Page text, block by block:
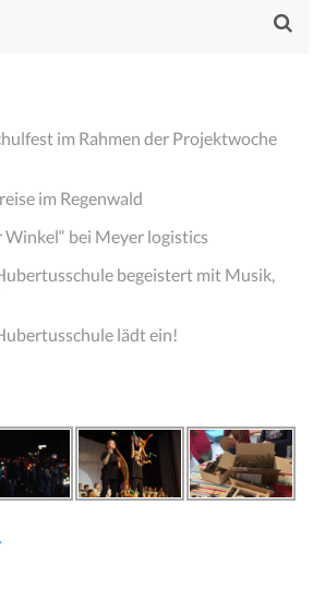
im Rahmen der Projektwoche
im Regenwald
Winkel“ bei Meyer logistics
begeistert mit Musik,
lädt ein!